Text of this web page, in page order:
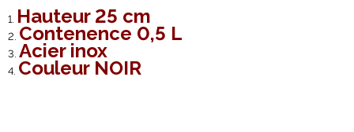
Hauteur 25 cm
Contenence 0,5 L
Acier inox
Couleur NOIR